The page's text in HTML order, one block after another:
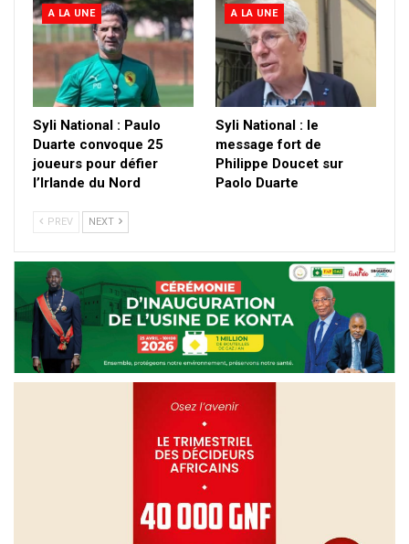
A LA UNE
Syli National : Paulo
Duarte convoque 25
joueurs pour défier
l’Irlande du Nord
A LA UNE
Syli National : le
message fort de
Philippe Doucet sur
Paolo Duarte
PREV NEXT